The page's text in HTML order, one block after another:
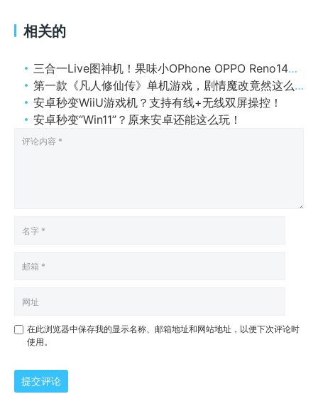
相关的
三合一Live图神机！果味小OPhone OPPO Reno14评测
第一款《凡人修仙传》单机游戏，剧情魔改竟然这么离谱？
安卓秒变WiiU游戏机？支持有线+无线双屏操控！
安卓秒变“Win11”？原来安卓还能这么玩！
在此浏览器中保存我的显示名称、邮箱地址和网站地址，以便下次评论时
使用。
提交评论